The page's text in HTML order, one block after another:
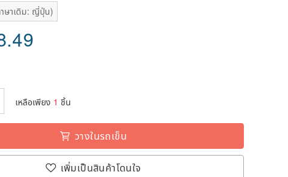
ษาเดิม: ญี่ปุ่น)
เหลือเพียง 1 ชิ้น
วางในรถเข็น
เพิ่มเป็นสินค้าโดนใจ